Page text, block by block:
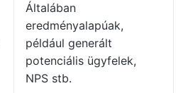
Általában
eredményalapúak,
például generált
potenciális ügyfelek,
NPS stb.